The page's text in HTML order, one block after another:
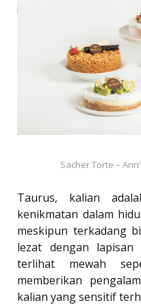
Sacher Torte –
Taurus, kalian
kenikmatan dalam
meskipun terkadang
lezat dengan
terlihat mewah
memberikan
kalian yang sensitif